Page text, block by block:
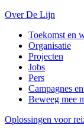
Over De Lijn
Toekomst en
Organisatie
Projecten
Jobs
Pers
Campagnes
Beweeg mee
Oplossingen voor